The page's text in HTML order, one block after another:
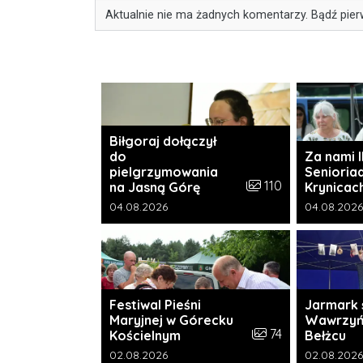
Aktualnie nie ma żadnych komentarzy. Bądź
Biłgoraj dołączył
do
pielgrzymowania
na Jasną Górę
Liczba zdjęć w
110
Data dodania galerii:
04.08.2026
Za nami II
Data
04.08.2026
Festiwal Pieśni
Maryjnej w Górecku
Kościelnym
Liczba zdjęć w
74
Data dodania galerii:
02.08.2026
Jarmark
Bełżcu
Data
02.08.2026